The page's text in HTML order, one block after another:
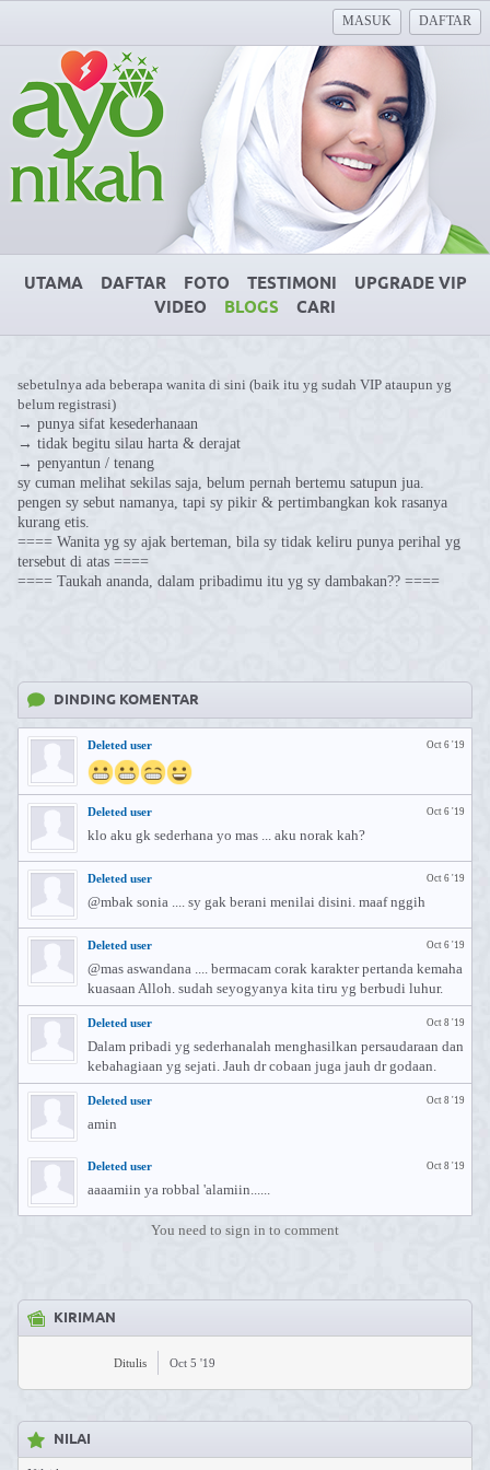
MASUK DAFTAR
UTAMA DAFTAR FOTO TESTIMONI
UPGRADE VIP
VIDEO
BLOGS CARI
sebetulnya ada beberapa wanita di sini (baik itu yg sudah VIP ataupun yg
belum registrasi)
→ punya sifat kesederhanaan
→ tidak begitu silau harta & derajat
→ penyantun / tenang
sy cuman melihat sekilas saja, belum pernah bertemu satupun jua.
pengen sy sebut namanya, tapi sy pikir & pertimbangkan kok rasanya
kurang etis.
==== Wanita yg sy ajak berteman, bila sy tidak keliru punya perihal yg
tersebut di atas ====
==== Taukah ananda, dalam pribadimu itu yg sy dambakan?? ====
DINDING KOMENTAR
Oct 6 '19
Deleted user
Oct 6 '19
Deleted user
klo aku gk sederhana yo mas ... aku norak kah?
Oct 6 '19
Deleted user
@mbak sonia .... sy gak berani menilai disini. maaf nggih
Oct 6 '19
Deleted user
@mas aswandana .... bermacam corak karakter pertanda kemaha
kuasaan Alloh. sudah seyogyanya kita tiru yg berbudi luhur.
Oct 8 '19
Deleted user
Dalam pribadi yg sederhanalah menghasilkan persaudaraan dan
kebahagiaan yg sejati. Jauh dr cobaan juga jauh dr godaan.
Oct 8 '19
Deleted user
amin
Oct 8 '19
Deleted user
aaaamiin ya robbal 'alamiin......
You need to sign in to comment
KIRIMAN
Ditulis Oct 5 '19
NILAI